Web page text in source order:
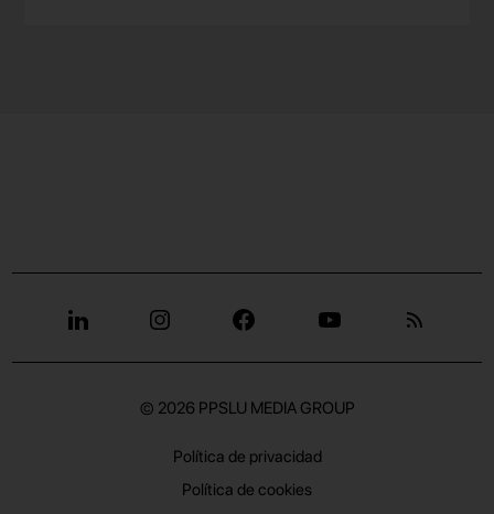
© 2026 PPSLU MEDIA GROUP
Política de privacidad
Política de cookies